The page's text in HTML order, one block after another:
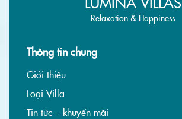
Relaxation & Happiness
Thông tin chung
Giới thiệu
Loại Villa
Tin tức – khuyến mãi